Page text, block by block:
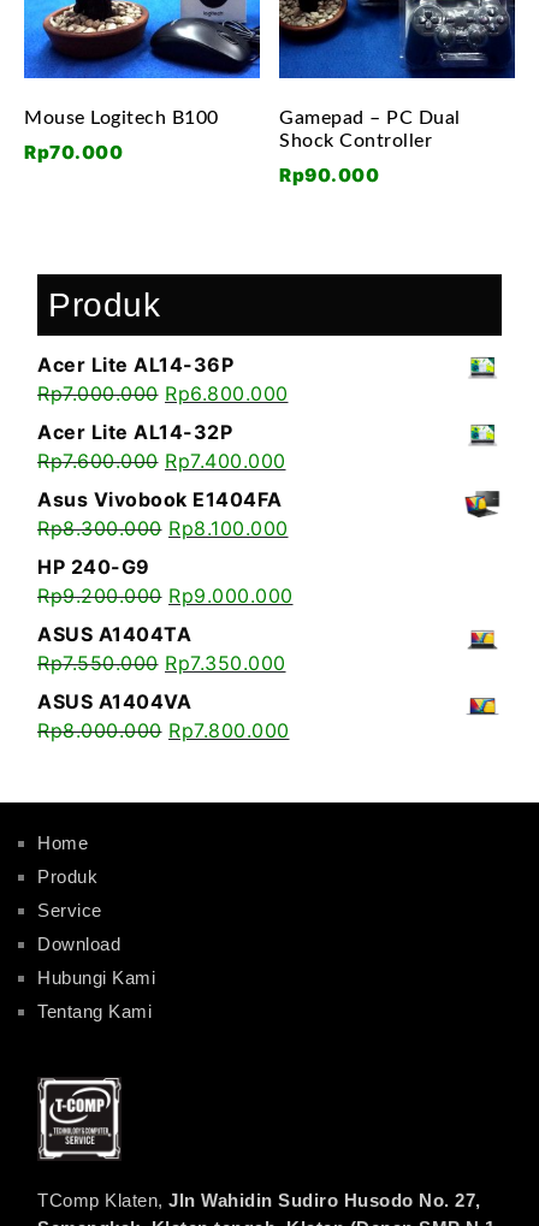
Mouse Logitech B100
Rp70.000
Gamepad – PC Dual
Shock Controller
Rp90.000
Produk
Acer Lite AL14-36P
Rp7.000.000 Rp6.800.000
Acer Lite AL14-32P
Rp7.600.000 Rp7.400.000
Asus Vivobook E1404FA
Rp8.300.000 Rp8.100.000
HP 240-G9
Rp9.200.000 Rp9.000.000
ASUS A1404TA
Rp7.550.000 Rp7.350.000
ASUS A1404VA
Rp8.000.000 Rp7.800.000
Home
Produk
Service
Download
Hubungi Kami
Tentang Kami
TComp Klaten, Jln Wahidin Sudiro Husodo No. 27,